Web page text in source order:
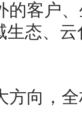
的客户
生态、
方向，